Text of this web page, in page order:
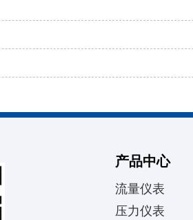
产品中心
流量仪表
压力仪表